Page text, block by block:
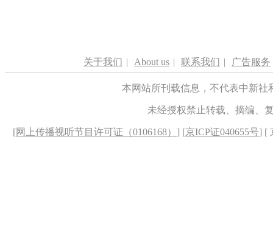
关于我们 | About us | 联系我们 | 广告服务
本网站所刊载信息，不代表中新
未经授权禁止转载、摘编、
[网上传播视听节目许可证（0106168） ] [京ICP证040655号] [